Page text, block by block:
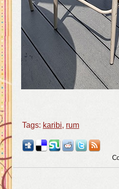
Tags: karibi, rum